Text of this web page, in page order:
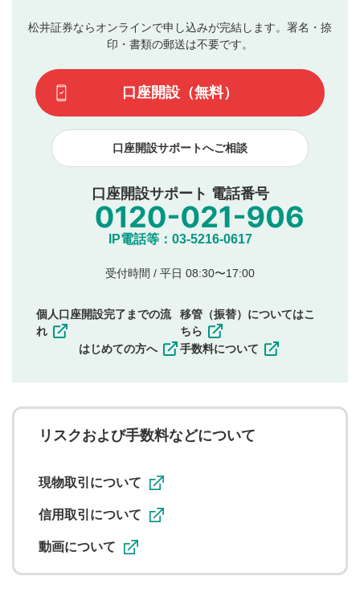
3
動画の評価
です）
評価およびコメントは当社にて審査のうえ、掲載となり
ます。掲載されるまでに日数がかかる場合や掲載されない
てはお答えできません。各動画コンテンツへの掲載をもっ
て結果のご連絡といたします。ご了承ください。
下記の項目に該当すると判断された投稿内容は、掲載を
見合わせる場合がございます。
本動画コンテンツとは無関係の内容の投稿
他者への誹謗中傷や差別的表現投稿
公序良俗に反する内容の投稿
氏名、住所、電話番号など個人を特定できる情報の
他のサイトへの誘導や営利目的、広告・宣伝を目
他者の権利（商標、著作権、その他の知的財産
その他当社が不適切と判断した投稿
一度投稿した評価およびコメントの変更・削除はできま
に関する著作者人格権を行使しないことに同意します。利
用者が投稿したコメントは、当社サービスの広告・宣伝、
ることがあります。
松井証券ならオンラインで申し込みが完結します。署名・捺
印・書類の郵送は不要です。
口座開設（無料）
口座開設サポートへご相談
口座開設サポート 電話番号
IP電話等：03-5216-0617
受付時間 / 平日 08:30〜17:00
個人口座開設完了までの流
れ
はじめての方へ
移管（振替）についてはこ
ちら
手数料について
リスクおよび手数料などについて
現物取引について
信用取引について
動画について